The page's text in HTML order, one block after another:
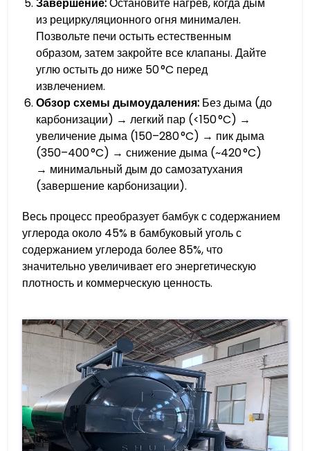
из рециркуляционного огня минимален.
Позвольте печи остыть естественным
образом, затем закройте все клапаны. Дайте
углю остыть до ниже 50 °C перед
извлечением.
Обзор схемы дымоудаления: Без дыма (до
карбонизации) → легкий пар (<150 °C) →
увеличение дыма (150–280 °C) → пик дыма
(350–400 °C) → снижение дыма (~420 °C)
→ минимальный дым до самозатухания
(завершение карбонизации).
Весь процесс преобразует бамбук с содержанием
углерода около 45% в бамбуковый уголь с
содержанием углерода более 85%, что
значительно увеличивает его энергетическую
плотность и коммерческую ценность.